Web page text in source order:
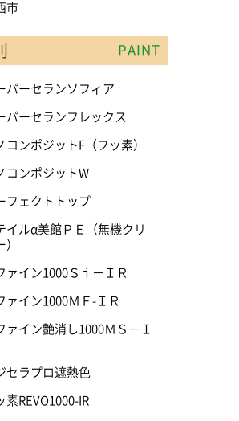
市
PAINT
パーセランソフィア
パーセランフレックス
コンポジットF（フッ素）
コンポジットW
フェクトトップ
イルα美館ＰＥ（無機クリ
）
ァイン1000Ｓｉ－ＩＲ
ァイン1000ＭＦ-ＩＲ
ァイン艶消し1000ＭＳ－Ｉ
セラプロ遮熱色
素REVO1000-IR